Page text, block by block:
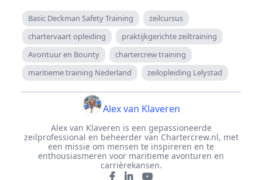
Basic Deckman Safety Training
zeilcursus
chartervaart opleiding
praktijkgerichte zeiltraining
Avontuur en Bounty
chartercrew training
maritieme training Nederland
zeilopleiding Lelystad
Alex van Klaveren
Alex van Klaveren is een gepassioneerde
zeilprofessional en beheerder van Chartercrew.nl, met
een missie om mensen te inspireren en te
enthousiasmeren voor maritieme avonturen en
carrièrekansen.